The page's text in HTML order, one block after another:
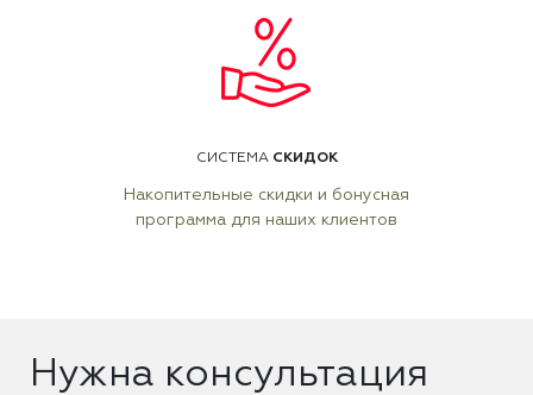
СИСТЕМА СКИДОК
Накопительные скидки и бонусная
программа для наших клиентов
Нужна консультация